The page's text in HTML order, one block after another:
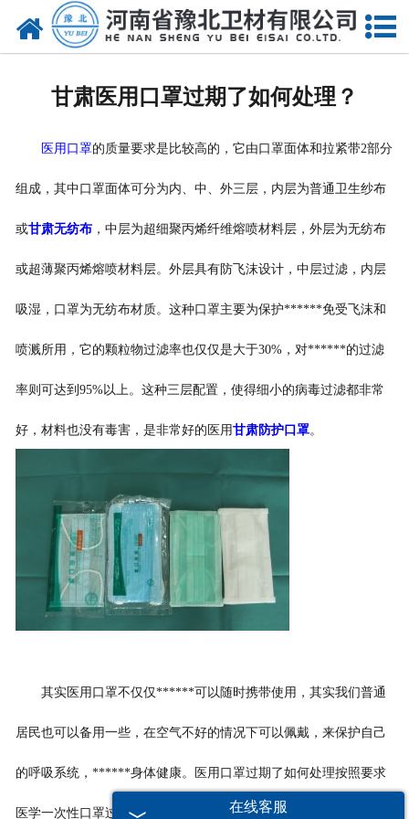
网站首页
人才招聘
联系我们
甘肃医用口罩过期了如何处理？
医用口罩的质量要求是比较高的，它由口罩面体和拉紧带2部分
组成，其中口罩面体可分为内、中、外三层，内层为普通卫生纱布
或甘肃无纺布，中层为超细聚丙烯纤维熔喷材料层，外层为无纺布
或超薄聚丙烯熔喷材料层。外层具有防飞沫设计，中层过滤，内层
吸湿，口罩为无纺布材质。这种口罩主要为保护******免受飞沫和
喷溅所用，它的颗粒物过滤率也仅仅是大于30%，对******的过滤
率则可达到95%以上。这种三层配置，使得细小的病毒过滤都非常
好，材料也没有毒害，是非常好的医用甘肃防护口罩。
其实医用口罩不仅仅******可以随时携带使用，其实我们普通
居民也可以备用一些，在空气不好的情况下可以佩戴，来保护自己
的呼吸系统，******身体健康。医用口罩过期了如何处理按照要求
医学一次性口罩过期是不能进入临床使用的但是个人防护如果在口
在线客服